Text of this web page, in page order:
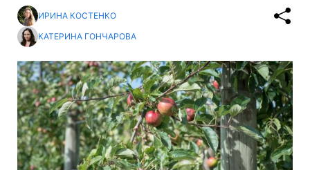
ИРИНА КОСТЕНКО
КАТЕРИНА ГОНЧАРОВА